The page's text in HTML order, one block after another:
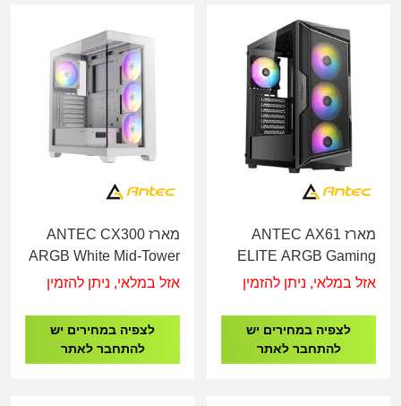
מארז ANTEC AX61
ELITE ARGB Gaming
Case
אזל במלאי, ניתן להזמין
לצפיה במחירים יש
להתחבר לאתר
מארז ANTEC CX300
ARGB White Mid-Tower
אזל במלאי, ניתן להזמין
לצפיה במחירים יש
להתחבר לאתר